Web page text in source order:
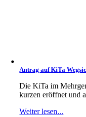
Antrag auf KiTa
Die KiTa im
kurzen eröffnet und
Weiter lesen...